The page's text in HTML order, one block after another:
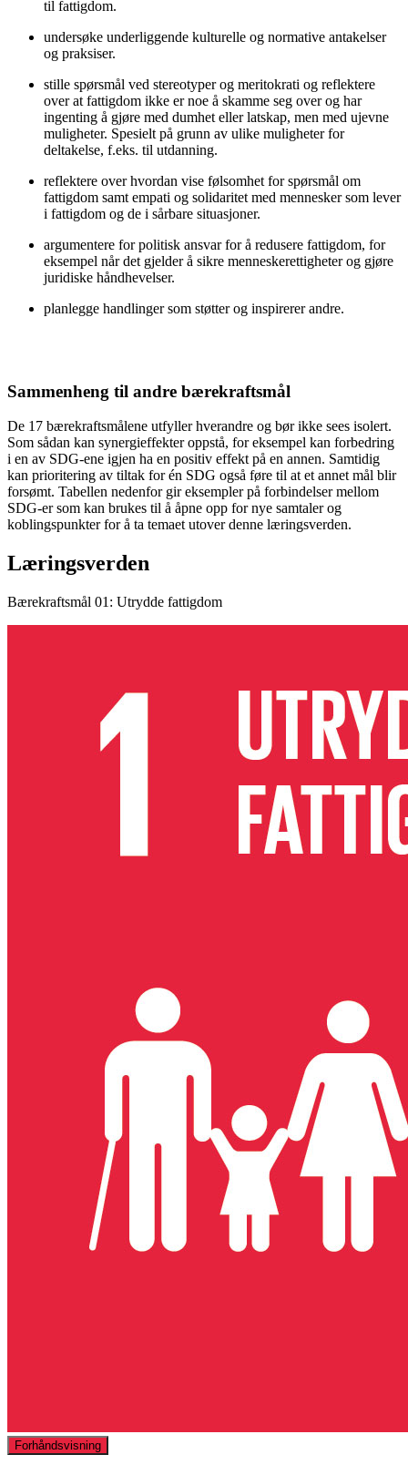
til fattigdom.
undersøke underliggende kulturelle og normative antakelser
og praksiser.
stille spørsmål ved stereotyper og meritokrati og reflektere
over at fattigdom ikke er noe å skamme seg over og har
ingenting å gjøre med dumhet eller latskap, men med ujevne
muligheter. Spesielt på grunn av ulike muligheter for
deltakelse, f.eks. til utdanning.
reflektere over hvordan vise følsomhet for spørsmål om
fattigdom samt empati og solidaritet med mennesker som lever
i fattigdom og de i sårbare situasjoner.
argumentere for politisk ansvar for å redusere fattigdom, for
eksempel når det gjelder å sikre menneskerettigheter og gjøre
juridiske håndhevelser.
planlegge handlinger som støtter og inspirerer andre.
Sammenheng til andre bærekraftsmål
De 17 bærekraftsmålene utfyller hverandre og bør ikke sees isolert.
Som sådan kan synergieffekter oppstå, for eksempel kan forbedring
i en av SDG-ene igjen ha en positiv effekt på en annen. Samtidig
kan prioritering av tiltak for én SDG også føre til at et annet mål blir
forsømt. Tabellen nedenfor gir eksempler på forbindelser mellom
SDG-er som kan brukes til å åpne opp for nye samtaler og
koblingspunkter for å ta temaet utover denne læringsverden.
Læringsverden
Bærekraftsmål 01: Utrydde fattigdom
Forhåndsvisning